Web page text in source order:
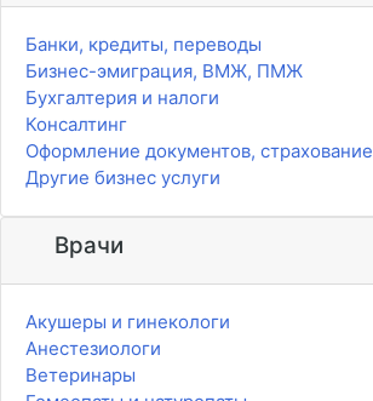
Банки, кредиты, переводы
Бизнес-эмиграция, ВМЖ, ПМЖ
Бухгалтерия и налоги
Консалтинг
Оформление документов, страхование
Другие бизнес услуги
Врачи
Акушеры и гинекологи
Анестезиологи
Ветеринары